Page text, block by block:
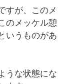
すが、このメ
のメッケル憩
いうものがあ
うな状態にな